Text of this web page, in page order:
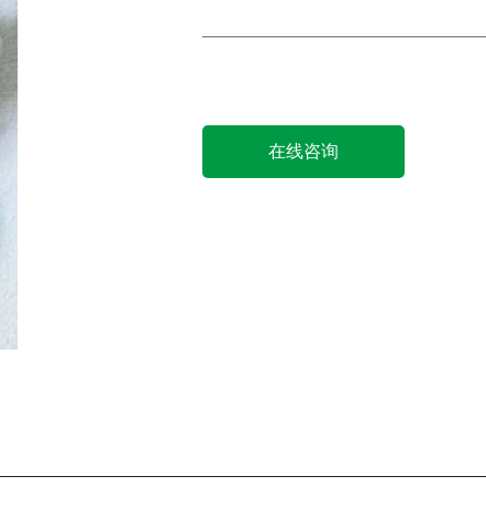
产品中心在线咨询